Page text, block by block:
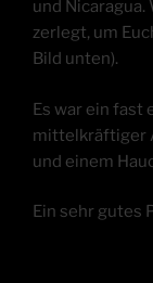
und
zer­legt, um
Bild unten).
Es war ein fast
mit­tel­kräf­ti­ger
und einem
Ein sehr gutes